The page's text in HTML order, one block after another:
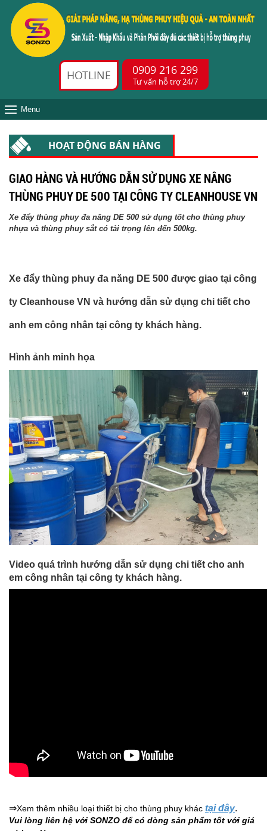
HOTLINE 0909 216 299
Tư vấn hỗ trợ 24/7
Menu
HOẠT ĐỘNG BÁN HÀNG
GIAO HÀNG VÀ HƯỚNG DẪN SỬ DỤNG XE NÂNG
THÙNG PHUY DE 500 TẠI CÔNG TY CLEANHOUSE VN
Xe đẩy thùng phuy đa năng DE 500 sử dụng tốt cho thùng phuy
nhựa và thùng phuy sắt có tải trọng lên đến 500kg.
Xe đẩy thùng phuy đa năng DE 500 được giao tại công
ty Cleanhouse VN và hướng dẫn sử dụng chi tiết cho
anh em công nhân tại công ty khách hàng.
Hình ảnh minh họa
Video quá trình hướng dẫn sử dụng chi tiết cho anh
em công nhân tại công ty khách hàng.
⇒Xem thêm nhiều loại thiết bị cho thùng phuy khác tại đây.
Vui lòng liên hệ với SONZO để có dòng sản phẩm tốt với giá